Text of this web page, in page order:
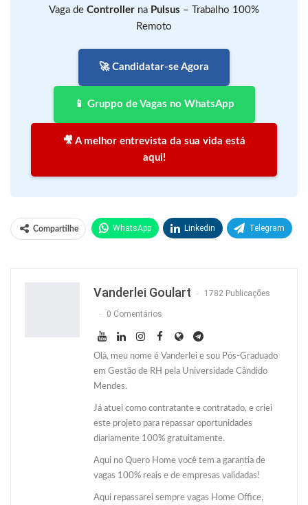
Vaga de Controller na Pulsus – Trabalho 100%
Remoto
🚀 Candidatar-se Agora
📱 Gruppo de Vagas no WhatsApp
🎥 A melhor entrevista da sua vida está
aqui!
Compartilhe WhatsApp Linkedin Telegram
Vanderlei Goulart 1782 Publicações
0 Comentários
Olá, meu nome é Vanderlei e sou Pós-Graduado
em Gestão de RH pela Universidade Cândido
Mendes.
Já atuei como contratante e contratado, e criei
este projeto para repassar oportunidades
diariamente 100% gratuitamente.
Aqui no Quero Home você tem a garantia de
vagas 100% reais e de empresas validadas!
Aqui repassarei sempre vagas Home Office,